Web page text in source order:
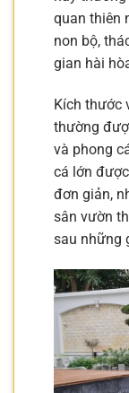
quan thiên
non bộ,
gian hài
Kích thước
thường
và phong
cá lớn
đơn giản,
sân vườn
sau những